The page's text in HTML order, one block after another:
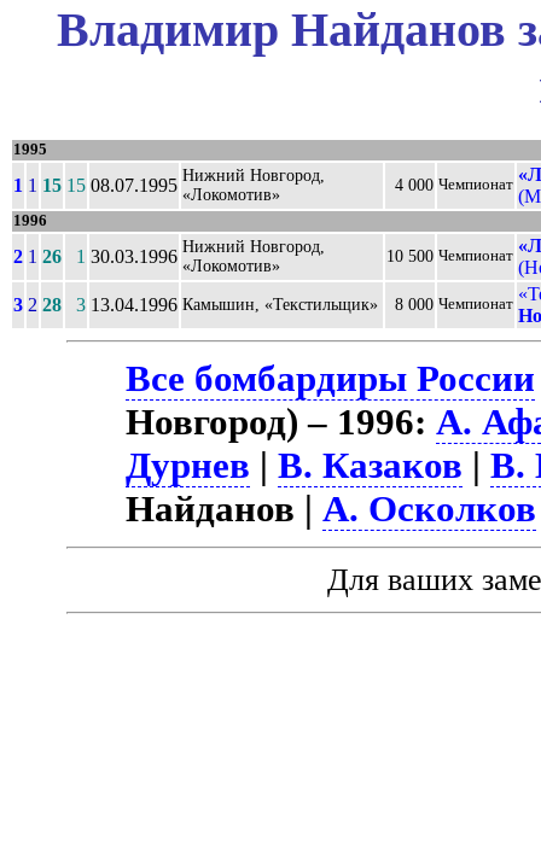
Владимир Найданов
1995
1 1 15 15 08.07.1995 Нижний Новгород,
«Локомотив»
4 000 Чемпионат
1996
2 1 26 1 30.03.1996 Нижний Новгород,
«Локомотив»
10 500 Чемпионат
3 2 28 3 13.04.1996 Камышин, «Текстильщик» 8 000 Чемпионат
Все бомбардиры России
Новгород) – 1996:А.
Дурнев |В. Казаков |В.
Найданов |А. Осколков
Для ваших